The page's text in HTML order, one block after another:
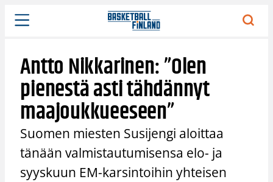
Siirry
sisältöön
Antto Nikkarinen: ”Olen
pienestä asti tähdännyt
maajoukkueeseen”
Suomen miesten Susijengi aloittaa
tänään valmistautumisensa elo- ja
syyskuun EM-karsintoihin yhteisen